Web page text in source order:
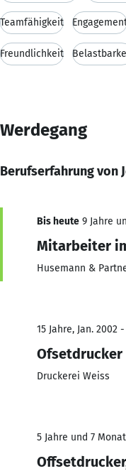
Teamfähigkeit
Freundlichkeit
Werdegang
Berufserfahrung von
Bis heute 9 Jahre
Mitarbeiter
Husemann &
15 Jahre, Jan. 2002
Ofsetdrucker
Druckerei Weiss
5 Jahre und 7